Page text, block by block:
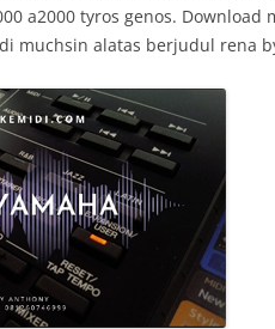
PPF / YEP / SF2
INSTRUMENT INFO.N27
PSR E SERIES
BACKUP
a2000 tyros genos.
muchsin alatas berjudul rena